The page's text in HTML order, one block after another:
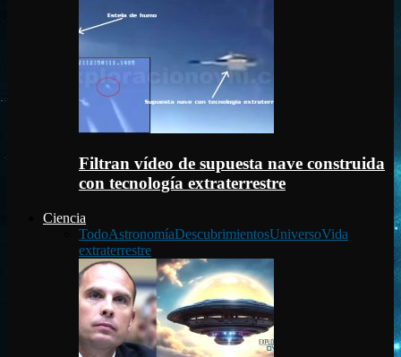
Filtran vídeo de supuesta nave construida
con tecnología extraterrestre
Ciencia
TodoAstronomíaDescubrimientosUniversoVida
extraterrestre